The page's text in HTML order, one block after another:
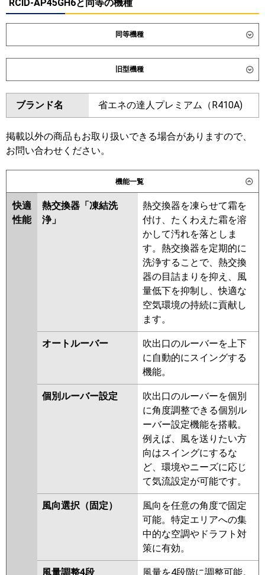
RCID-AP45GH6と同等の機種
同等機種
ダイキン SSRG45DT SSRG45DNT
東芝 GWXA04513XU GWXA04513MUB
三菱電機 PLZ-ZRMP45L6 PLZ-
ZRMP45LF6
日立 RCID-GP45RGH8
三菱重工 FDTWZ456H6S FDTWZ456H6S-
パナソニック
旧型機種
ダイキン SSRG45CT SSRG45CNT
SSRG45BYT SSRG45BYNT
SSRG45BJT SSRG45BJNT
SSRG45BFNT SSRG45BFT
SSRG45BCT
東芝 RWXA04533MUB RWXA04533MU
RWXA04533XU
三菱電機 PLZ-ZRMP45L5 PLZ-ZRMP45LF5
PLZ-ZRMP45L4
PLZ-ZRMP45LF4
PLZ-ZRMP45LF3 PLZ-ZRMP45L3
PLZ-ZRMP45LF2 PLZ-ZRMP45L2
PLZ-ZRMP45LFZ PLZ-
ZRMP45LZ PLZ-ZRMP45LFY
PLZ-ZRMP45LY
PLZ-ZRMP45LFV
PLZ-ZRMP45LV PLZ-ZRMP45LFR
PLZ-ZRMP45LR
RCID-GP45RGH7 RCID-GP45RGH6
RCID-GP45RGH5 RCID-GP45RGH4
RCID-GP45RGH3
RCID-GP45RGH2 RCID-
GP45RGH1
FDTWZ455HA5SA-rak
FDTWZ455HA5SA
FDTWZ455H5SA-rak
FDTWZ455H5SA FDTWZ455H5S-
FDTWZ455H5S
FDTWZ455H5S-rakuri-na
ブランド名 省エネの達人プレミアム（R410A)
掲載以外の商品もお取り扱いできる場合がありますので、
お問い合わせください。
機能一覧
快適
性能
熱交換器「凍結洗
浄」
熱交換器を凍らせて霜を
付け、たくわえた霜を溶
かして汚れを落としま
す。熱交換器を定期的に
洗浄することで、熱交換
器の目詰まりを抑え、風
量低下を抑制し、快適な
空気環境の持続に貢献し
ます。
オートルーバー
吹出口のルーバーを上下
に自動的にスイングする
機能。
個別ルーバー設定
吹出口のルーバーを個別
に角度調整できる個別ル
ーバー設定機能を搭載。
例えば、風を送りたい方
向はスイングにするな
ど、環境やニーズに応じ
て気流設定が可能です。
風向選択（固定）
風向を任意の角度で固定
可能。特定エリアへの集
中的な空調やドラフト対
策に有効。
風量調整4段 風量を4段階に調整可能。